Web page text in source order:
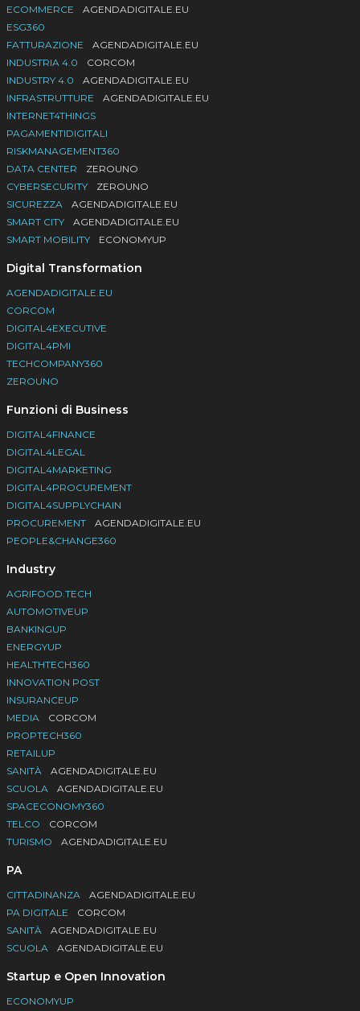
ECOMMERCE
AGENDADIGITALE.EU
ESG360
FATTURAZIONE
AGENDADIGITALE.EU
INDUSTRIA 4.0
CORCOM
INDUSTRY 4.0
AGENDADIGITALE.EU
INFRASTRUTTURE
AGENDADIGITALE.EU
INTERNET4THINGS
PAGAMENTIDIGITALI
RISKMANAGEMENT360
DATA CENTER
ZEROUNO
CYBERSECURITY
ZEROUNO
SICUREZZA
AGENDADIGITALE.EU
SMART CITY
AGENDADIGITALE.EU
SMART MOBILITY
ECONOMYUP
Digital Transformation
AGENDADIGITALE.EU
CORCOM
DIGITAL4EXECUTIVE
DIGITAL4PMI
TECHCOMPANY360
ZEROUNO
Funzioni di Business
DIGITAL4FINANCE
DIGITAL4LEGAL
DIGITAL4MARKETING
DIGITAL4PROCUREMENT
DIGITAL4SUPPLYCHAIN
PROCUREMENT
AGENDADIGITALE.EU
PEOPLE&CHANGE360
Industry
AGRIFOOD.TECH
AUTOMOTIVEUP
BANKINGUP
ENERGYUP
HEALTHTECH360
INNOVATION POST
INSURANCEUP
MEDIA
CORCOM
PROPTECH360
RETAILUP
SANITÀ
AGENDADIGITALE.EU
SCUOLA
AGENDADIGITALE.EU
SPACECONOMY360
TELCO
CORCOM
TURISMO
AGENDADIGITALE.EU
PA
CITTADINANZA
AGENDADIGITALE.EU
PA DIGITALE
CORCOM
SANITÀ
AGENDADIGITALE.EU
SCUOLA
AGENDADIGITALE.EU
Startup e Open Innovation
ECONOMYUP